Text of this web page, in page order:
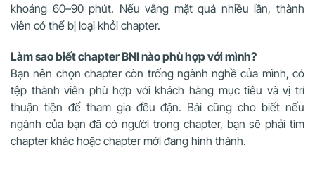
khoảng 60–90 phút. Nếu vắng mặt quá nhiều lần, thành
viên có thể bị loại khỏi chapter.
Làm sao biết chapter BNI nào phù hợp với mình?
Bạn nên chọn chapter còn trống ngành nghề của mình, có
tệp thành viên phù hợp với khách hàng mục tiêu và vị trí
thuận tiện để tham gia đều đặn. Bài cũng cho biết nếu
ngành của bạn đã có người trong chapter, bạn sẽ phải tìm
chapter khác hoặc chapter mới đang hình thành.